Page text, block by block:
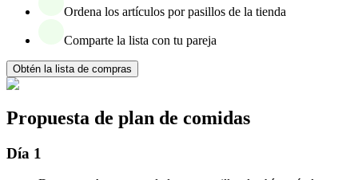
Ordena los artículos por pasillos de la tienda
Comparte la lista con tu pareja
Obtén la lista de compras
Propuesta de plan de comidas
Día 1